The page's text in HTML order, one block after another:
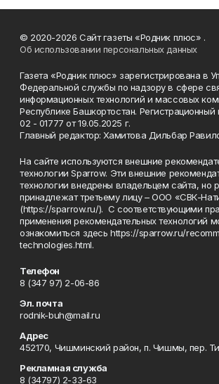
© 2020-2026 Сайт газеты «Родник плюс» .
Об использовании персональных данных
Газета «Родник плюс» зарегистрирована в
Федеральной службы по надзору в сфере
информационных технологий и массовых
Республике Башкортостан.
02 - 01777 от 19.05.2025 г.
Главный редактор: Хамитова Дильбар
На сайте используются внешние
технологии Sparrow. Эти внешние
технологии внедрены владельцем сайта, но
принадлежат третьему лицу – ООО «СВК-
(https://sparrow.ru/). С соответствующими
применения рекомендательных технологий
ознакомиться здесь https://sparrow.ru/
technologies.html.
Телефон
8 (347 97) 2-06-86
Эл. почта
rodnik-buh@mail.ru
Адрес
452170, Чишминский район, п. Чишмы, пер.
Рекламная служба
8 (34797) 2-33-63